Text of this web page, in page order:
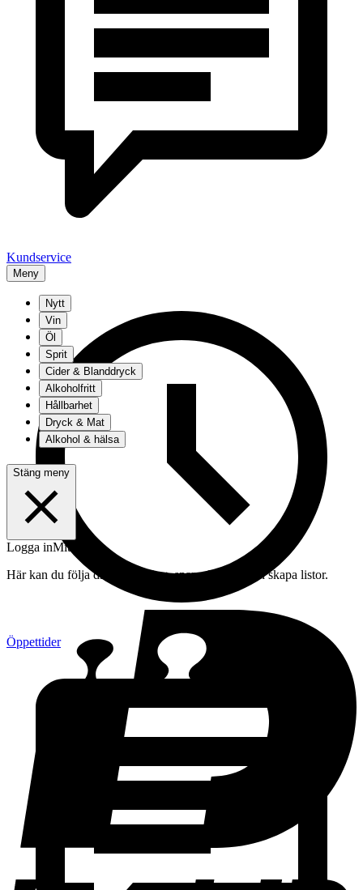
Kundservice
Meny
Öppettider
Nytt
Vin
Öl
Sprit
Cider & Blanddryck
Alkoholfritt
Hållbarhet
Dryck & Mat
Alkohol & hälsa
Stäng meny
Logga inMitt konto
Här kan du följa din beställning, spara drycker och skapa listor.